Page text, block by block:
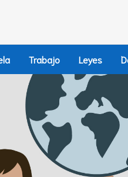
Trabajo Leyes
Haba,